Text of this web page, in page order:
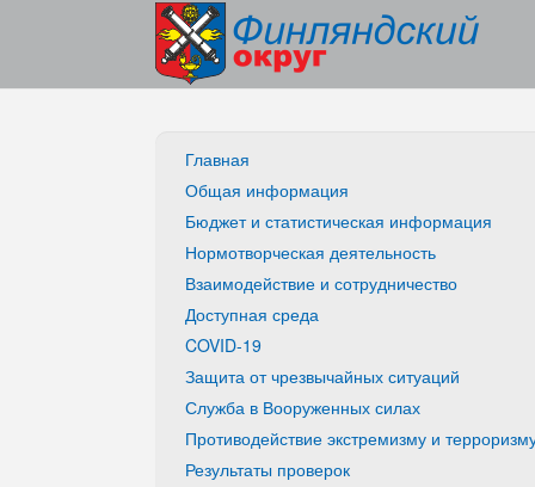
Главная
Общая информация
Бюджет и статистическая информация
Нормотворческая деятельность
Взаимодействие и сотрудничество
Доступная среда
COVID-19
Защита от чрезвычайных ситуаций
Служба в Вооруженных силах
Противодействие экстремизму и
Результаты проверок